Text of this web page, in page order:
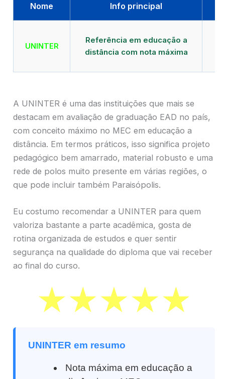
Nome Info principal
UNINTER
Referência em educação a
distância com nota máxima
A UNINTER é uma das instituições que mais se
destacam em avaliação de graduação EAD no país,
com conceito máximo no MEC em educação a
distância. Em termos práticos, isso significa projeto
pedagógico bem amarrado, material robusto e uma
rede de polos muito presente em várias regiões, o
que pode incluir também Paraisópolis.
Eu costumo recomendar a UNINTER para quem
valoriza bastante a parte acadêmica, gosta de
rotina organizada de estudos e quer sentir
segurança na qualidade do diploma que vai receber
ao final do curso.
UNINTER em resumo
Nota máxima em educação a